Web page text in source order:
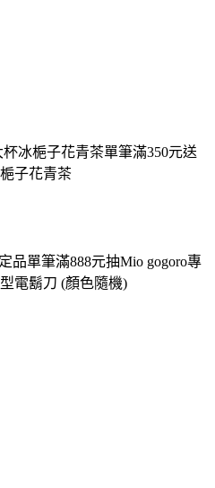
冰梔子花青茶單筆滿350元送
子花青茶
品單筆滿888元抽Mio gogoro專
電鬍刀 (顏色隨機)